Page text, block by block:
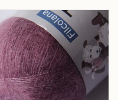
die we kennen van
wat het heel
wordt al eeuwen
en is gekend om zijn